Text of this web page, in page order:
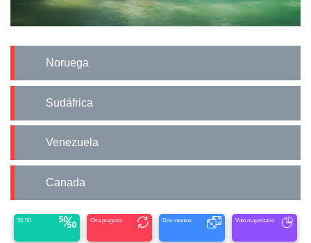
Noruega
Sudáfrica
Venezuela
Canada
50-50 Otra pregunta Dos intentos Voto mayoritario